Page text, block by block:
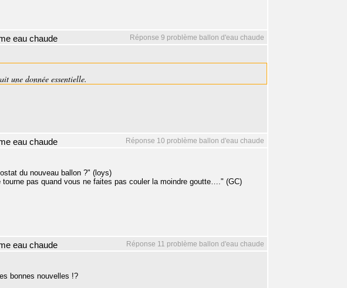
Réponse 9 problème ballon d'eau chaude
eau chaude
une donnée essentielle.
Réponse 10 problème ballon d'eau chaude
eau chaude
du nouveau ballon ?" (loys)
pas quand vous ne faites pas couler la moindre goutte…." (GC)
Réponse 11 problème ballon d'eau chaude
eau chaude
bonnes nouvelles !?